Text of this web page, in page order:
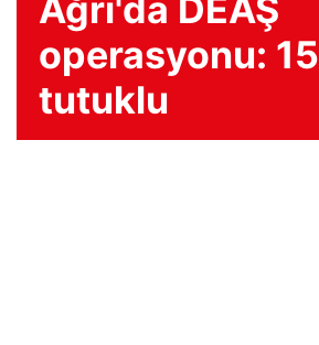
Ağrı'da DEAŞ
operasyonu: 15
tutuklu